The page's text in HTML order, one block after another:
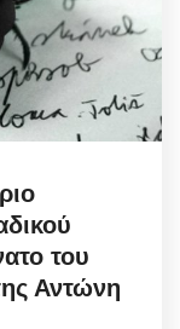
του
Αντώνη